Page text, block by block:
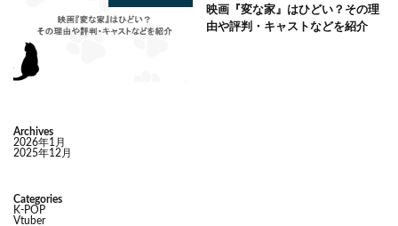
映画『変な家』はひどい？その理
由や評判・キャストなどを紹介
Archives
2026年1月
2025年12月
Categories
K-POP
Vtuber